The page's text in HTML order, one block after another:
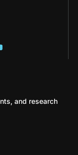
and research